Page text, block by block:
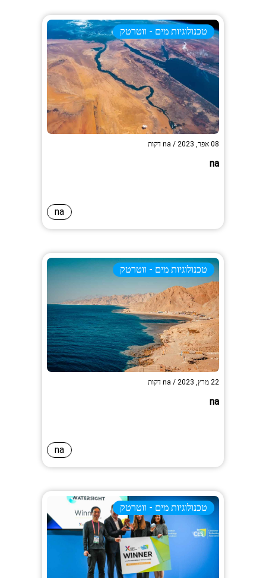
טכנולוגיות מים - ווטרטק
08 אפר, 2023 /
na דקות
na
na
טכנולוגיות מים - ווטרטק
22 מרץ, 2023 /
na דקות
na
na
טכנולוגיות מים - ווטרטק